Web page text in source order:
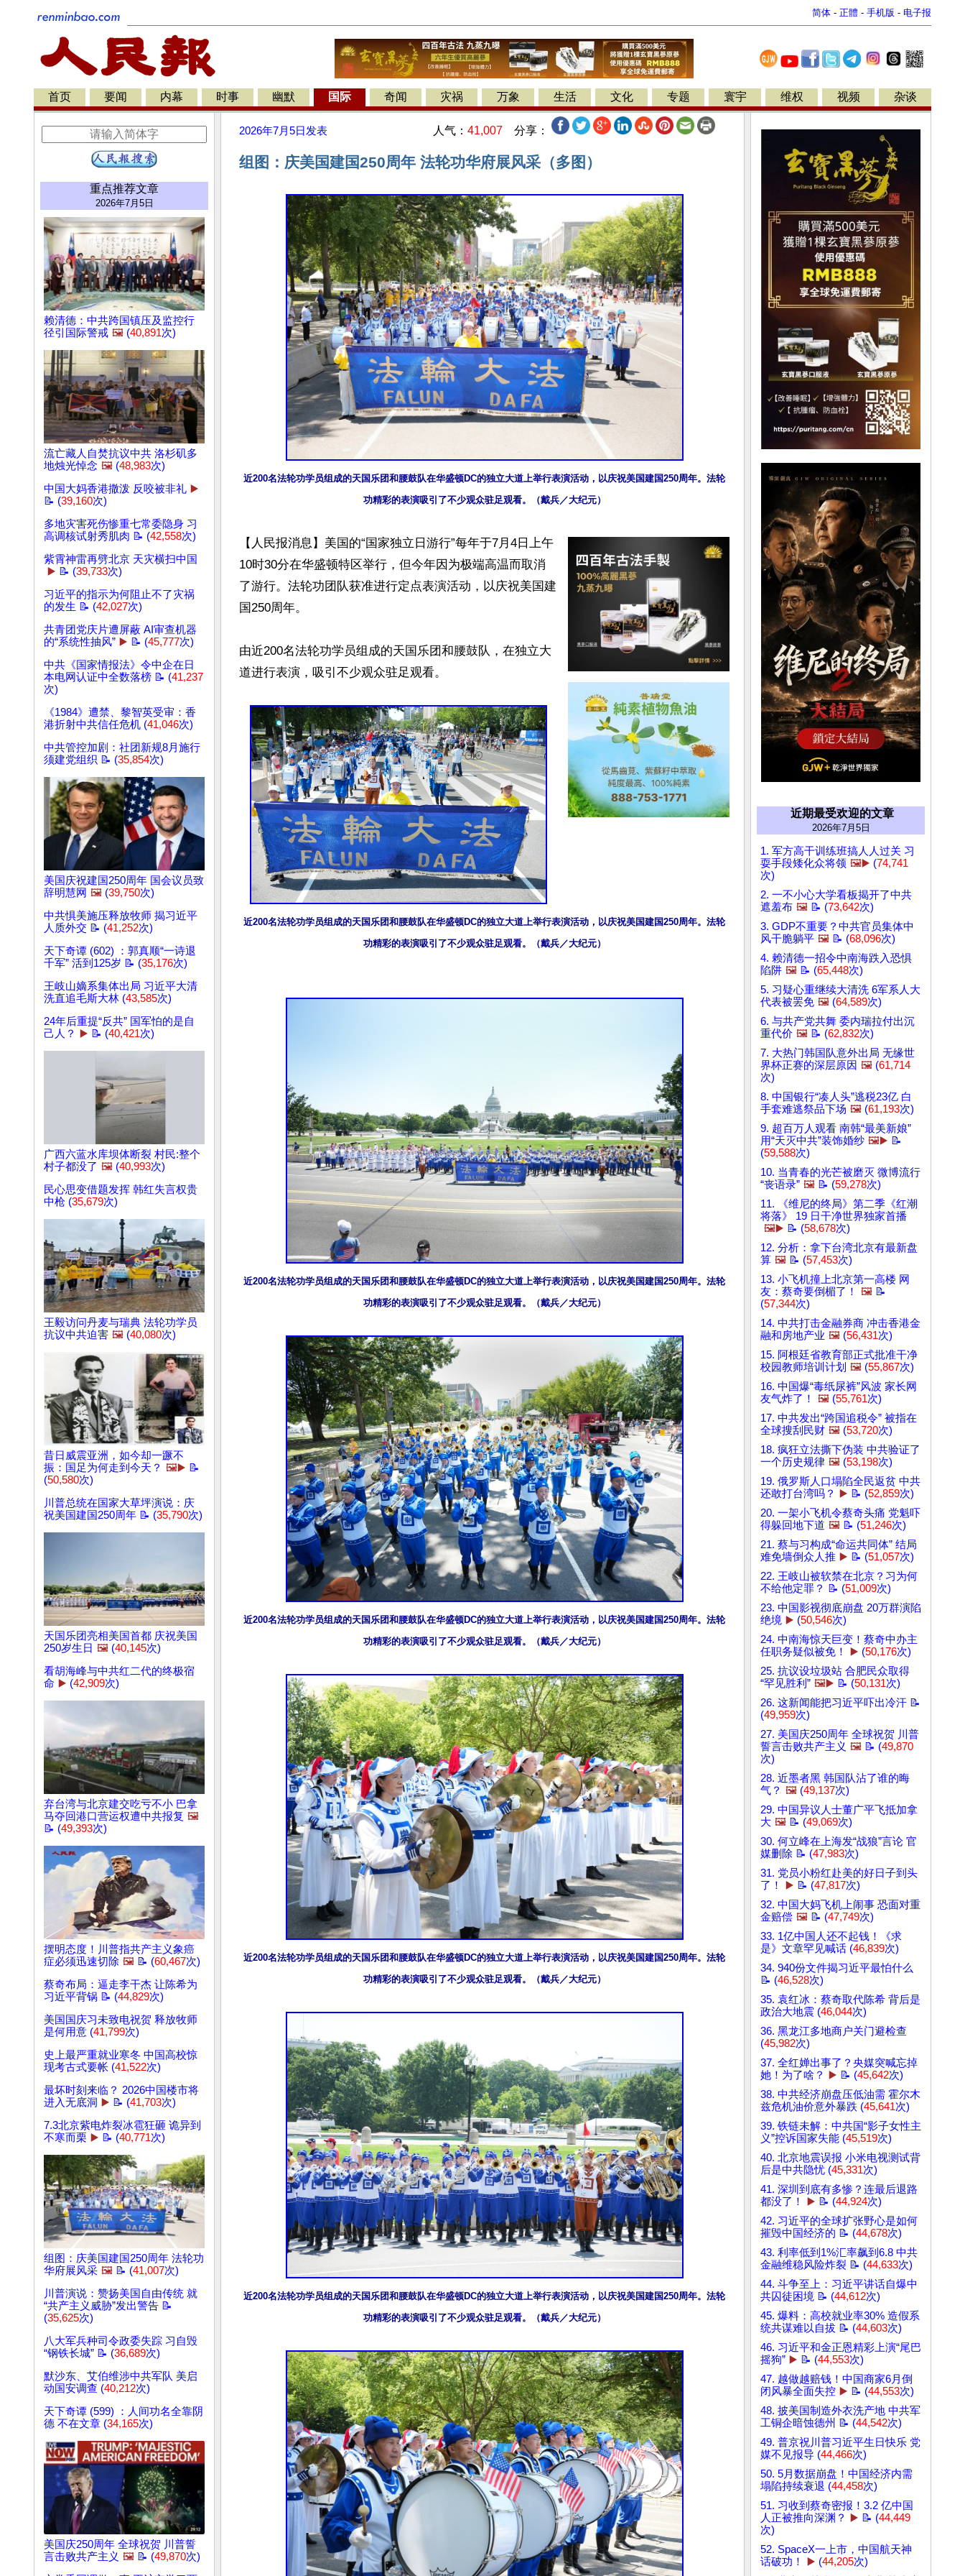
简体 - 正體 - 手机版 - 电子报
首页 要闻 内幕 时事 幽默 国际 奇闻 灾祸 万象 生活 文化 专题 寰宇 维权 视频 杂谈
重点推荐文章
2026年7月5日
赖清德：中共跨国镇压及监控行
径引国际警戒 🖼️ (40,891次)
流亡藏人自焚抗议中共 洛杉矶多
地烛光悼念 🖼️ (48,983次)
中国大妈香港撒泼 反咬被非礼 ▶️
📝 (39,160次)
多地灾害死伤惨重七常委隐身 习
高调核试射秀肌肉 📝 (42,558次)
紫霄神雷再劈北京 天灾横扫中国
▶️ 📝 (39,733次)
习近平的指示为何阻止不了灾祸
的发生 📝 (42,027次)
共青团党庆片遭屏蔽 AI审查机器
的“系统性抽风” ▶️ 📝 (45,777次)
中共《国家情报法》令中企在日
本电网认证中全数落榜 📝 (41,237
次)
《1984》遭禁、黎智英受审：香
港折射中共信任危机 (41,046次)
中共管控加剧：社团新规8月施行
须建党组织 📝 (35,854次)
美国庆祝建国250周年 国会议员致
辞明慧网 🖼️ (39,750次)
中共惧美施压释放牧师 揭习近平
人质外交 📝 (41,252次)
天下奇谭 (602) ：郭真顺“一诗退
千军” 活到125岁 📝 (35,176次)
王岐山嫡系集体出局 习近平大清
洗直追毛斯大林 (43,585次)
24年后重提“反共” 国军怕的是自
己人？
▶️ 📝 (40,421次)
广西六蓝水库坝体断裂 村民:整个
村子都没了 🖼️ (40,993次)
民心思变借题发挥 韩红失言权贵
中枪 (35,679次)
王毅访问丹麦与瑞典 法轮功学员
抗议中共迫害 🖼️ (40,080次)
昔日威震亚洲，如今却一蹶不
振：国足为何走到今天？ 🖼️▶️ 📝
(50,580次)
川普总统在国家大草坪演说：庆
祝美国建国250周年 📝 (35,790次)
天国乐团亮相美国首都 庆祝美国
250岁生日 🖼️ (40,145次)
看胡海峰与中共红二代的终极宿
命 ▶️ (42,909次)
弃台湾与北京建交吃亏不小 巴拿
马夺回港口营运权遭中共报复 🖼️
📝 (49,393次)
摆明态度！川普指共产主义象癌
症必须迅速切除 🖼️ 📝 (60,467次)
蔡奇布局：逼走李干杰 让陈希为
习近平背锅 📝 (44,829次)
美国国庆习未致电祝贺 释放牧师
是何用意 (41,799次)
史上最严重就业寒冬 中国高校惊
现考古式要帐 (41,522次)
最坏时刻来临？ 2026中国楼市将
进入无底洞 ▶️ 📝 (41,703次)
7.3北京紫电炸裂冰雹狂砸 诡异到
不寒而栗 ▶️ 📝 (40,771次)
组图：庆美国建国250周年 法轮功
华府展风采 🖼️ 📝 (41,007次)
川普演说：赞扬美国自由传统 就
“共产主义威胁”发出警告 📝
(35,625次)
八大军兵种司令政委失踪 习自毁
“钢铁长城” 📝 (36,689次)
默沙东、艾伯维涉中共军队 美启
动国安调查 (40,212次)
天下奇谭 (599) ：人间功名全靠阴
德 不在文章 (34,165次)
美国庆250周年 全球祝贺 川普誓
言击败共产主义 🖼️ 📝 (49,870次)
2026年7月5日 发表 人气： 41,007 分享：
组图：庆美国建国250周年 法轮功华府展风采（多图）
近200名法轮功学员组成的天国乐团和腰鼓队在华盛顿DC的独立大道上举行表演活动，以庆祝美国建国250周年。法轮
功精彩的表演吸引了不少观众驻足观看。（戴兵／大纪元）
【人民报消息】美国的“国家独立日游行”每年于7月4日上午
10时30分在华盛顿特区举行，但今年因为极端高温而取消
了游行。法轮功团队获准进行定点表演活动，以庆祝美国建
国250周年。
由近200名法轮功学员组成的天国乐团和腰鼓队，在独立大
道进行表演，吸引不少观众驻足观看。
近200名法轮功学员组成的天国乐团和腰鼓队在华盛顿DC的独立大道上举行表演活动，以庆祝美国建国250周年。法轮
功精彩的表演吸引了不少观众驻足观看。（戴兵／大纪元）
近200名法轮功学员组成的天国乐团和腰鼓队在华盛顿DC的独立大道上举行表演活动，以庆祝美国建国250周年。法轮
功精彩的表演吸引了不少观众驻足观看。（戴兵／大纪元）
近200名法轮功学员组成的天国乐团和腰鼓队在华盛顿DC的独立大道上举行表演活动，以庆祝美国建国250周年。法轮
功精彩的表演吸引了不少观众驻足观看。（戴兵／大纪元）
近200名法轮功学员组成的天国乐团和腰鼓队在华盛顿DC的独立大道上举行表演活动，以庆祝美国建国250周年。法轮
功精彩的表演吸引了不少观众驻足观看。（戴兵／大纪元）
近200名法轮功学员组成的天国乐团和腰鼓队在华盛顿DC的独立大道上举行表演活动，以庆祝美国建国250周年。法轮
功精彩的表演吸引了不少观众驻足观看。（戴兵／大纪元）
近期最受欢迎的文章
2026年7月5日
1. 军方高干训练班搞人人过关 习
耍手段矮化众将领 🖼️▶️ (74,741
次)
2. 一不小心大学看板揭开了中共
遮羞布 🖼️ 📝 (73,642次)
3. GDP不重要？中共官员集体中
风干脆躺平 🖼️ 📝 (68,096次)
4. 赖清德一招令中南海跌入恐惧
陷阱 🖼️ 📝 (65,448次)
5. 习疑心重继续大清洗 6军系人大
代表被罢免 🖼️ (64,589次)
6. 与共产党共舞 委内瑞拉付出沉
重代价 🖼️ 📝 (62,832次)
7. 大热门韩国队意外出局 无缘世
界杯正赛的深层原因 🖼️ (61,714
次)
8. 中国银行“凑人头”逃税23亿 白
手套难逃祭品下场 🖼️ (61,193次)
9. 超百万人观看 南韩“最美新娘”
用“天灭中共”装饰婚纱 🖼️▶️ 📝
(59,588次)
10. 当青春的光芒被磨灭 微博流行
“丧语录” 🖼️ 📝 (59,278次)
11. 《维尼的终局》第二季《红潮
将落》 19 日干净世界独家首播
🖼️▶️ 📝 (58,678次)
12. 分析：拿下台湾北京有最新盘
算 🖼️ 📝 (57,453次)
13. 小飞机撞上北京第一高楼 网
友：蔡奇要倒楣了！
🖼️ 📝
(57,344次)
14. 中共打击金融券商 冲击香港金
融和房地产业 🖼️ (56,431次)
15. 阿根廷省教育部正式批准干净
校园教师培训计划 🖼️ (55,867次)
16. 中国爆“毒纸尿裤”风波 家长网
友气炸了！
🖼️ (55,761次)
17. 中共发出“跨国追税令” 被指在
全球搜刮民财 🖼️ (53,720次)
18. 疯狂立法撕下伪装 中共验证了
一个历史规律 🖼️ (53,198次)
19. 俄罗斯人口塌陷全民返贫 中共
还敢打台湾吗？
▶️ 📝 (52,859次)
20. 一架小飞机令蔡奇头痛 党魁吓
得躲回地下道 🖼️ 📝 (51,246次)
21. 蔡与习构成“命运共同体” 结局
难免墙倒众人推 ▶️ 📝 (51,057次)
22. 王岐山被软禁在北京？习为何
不给他定罪？ 📝 (51,009次)
23. 中国影视彻底崩盘 20万群演陷
绝境 ▶️ (50,546次)
24. 中南海惊天巨变！蔡奇中办主
任职务疑似被免！
▶️ (50,176次)
25. 抗议设垃圾站 合肥民众取得
“罕见胜利” 🖼️▶️ 📝 (50,131次)
26. 这新闻能把习近平吓出冷汗 📝
(49,959次)
27. 美国庆250周年 全球祝贺 川普
誓言击败共产主义 🖼️ 📝 (49,870
次)
28. 近墨者黑 韩国队沾了谁的晦
气？ 🖼️ (49,137次)
29. 中国异议人士董广平飞抵加拿
大 🖼️ 📝 (49,069次)
30. 何立峰在上海发“战狼”言论 官
媒删除 📝 (47,983次)
31. 党员小粉红赴美的好日子到头
了！
▶️ 📝 (47,817次)
32. 中国大妈飞机上闹事 恐面对重
金赔偿 🖼️ 📝 (47,749次)
33. 1亿中国人还不起钱！《求
是》文章罕见喊话 (46,839次)
34. 940份文件揭习近平最怕什么
📝 (46,528次)
35. 袁红冰：蔡奇取代陈希 背后是
政治大地震 (46,044次)
36. 黑龙江多地商户关门避检查
(45,982次)
37. 全红婵出事了？央媒突喊忘掉
她！为了啥？
▶️ 📝 (45,642次)
38. 中共经济崩盘压低油需 霍尔木
兹危机油价意外暴跌 (45,641次)
39. 铁链未解：中共国“影子女性主
义”控诉国家失能 (45,519次)
40. 北京地震误报 小米电视测试背
后是中共隐忧 (45,331次)
41. 深圳到底有多惨？连最后退路
都没了！
▶️ 📝 (44,924次)
42. 习近平的全球扩张野心是如何
摧毁中国经济的 📝 (44,678次)
43. 利率低到1%汇率飙到6.8 中共
金融维稳风险炸裂 📝 (44,633次)
44. 斗争至上：习近平讲话自爆中
共囚徒困境 📝 (44,612次)
45. 爆料：高校就业率30% 造假系
统共谋难以自拔 📝 (44,603次)
46. 习近平和金正恩精彩上演“尾巴
摇狗” ▶️ 📝 (44,553次)
47. 越做越赔钱！中国商家6月倒
闭风暴全面失控 ▶️ 📝 (44,553次)
48. 披美国制造外衣洗产地 中共军
工铜企暗蚀德州 📝 (44,542次)
49. 普京祝川普习近平生日快乐 党
媒不见报导 (44,466次)
50. 5月数据崩盘！中国经济内需
塌陷持续衰退 (44,458次)
51. 习收到蔡奇密报！3.2 亿中国
人正被推向深渊？
▶️ 📝 (44,449
次)
52. SpaceX一上市，中国航天神
话破功！
▶️ (44,205次)